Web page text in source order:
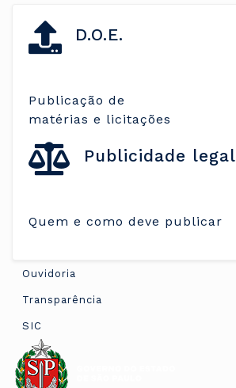
D.O.E.
Publicação de
matérias e licitações
Publicidade legal
Quem e como deve publicar
Ouvidoria
Transparência
SIC